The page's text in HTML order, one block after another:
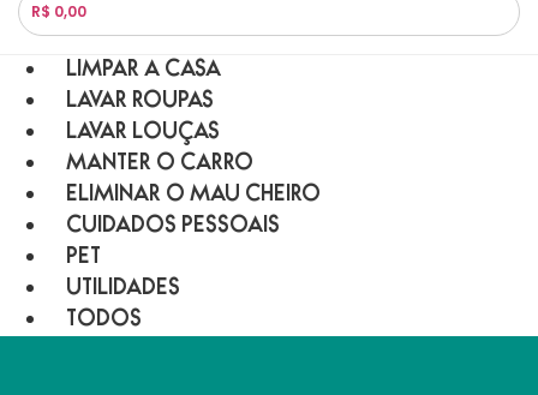
R$ 0,00
LIMPAR A CASA
LAVAR ROUPAS
LAVAR LOUÇAS
MANTER O CARRO
ELIMINAR O MAU CHEIRO
CUIDADOS PESSOAIS
PET
UTILIDADES
TODOS